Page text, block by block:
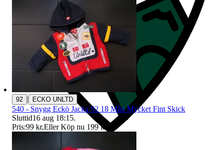
92 | ECKO UNLTD
540 - Snygg Eckö Jacka 92 18 Mån Mycket Fint Skick
Sluttid16 aug 18:15.
Pris:99 kr,Eller Köp nu 199 kr